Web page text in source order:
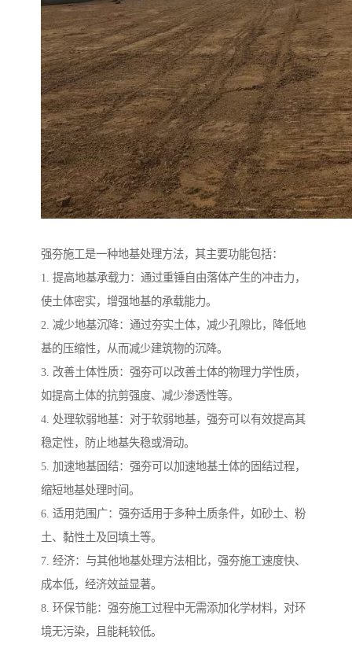
强夯施工是一种地基处理方法，其主要功能包括：
1. 提高地基承载力：通过重锤自由落体产生的冲击力，
使土体密实，增强地基的承载能力。
2. 减少地基沉降：通过夯实土体，减少孔隙比，降低地
基的压缩性，从而减少建筑物的沉降。
3. 改善土体性质：强夯可以改善土体的物理力学性质，
如提高土体的抗剪强度、减少渗透性等。
4. 处理软弱地基：对于软弱地基，强夯可以有效提高其
稳定性，防止地基失稳或滑动。
5. 加速地基固结：强夯可以加速地基土体的固结过程，
缩短地基处理时间。
6. 适用范围广：强夯适用于多种土质条件，如砂土、粉
土、黏性土及回填土等。
7. 经济：与其他地基处理方法相比，强夯施工速度快、
成本低，经济效益显著。
8. 环保节能：强夯施工过程中无需添加化学材料，对环
境无污染，且能耗较低。